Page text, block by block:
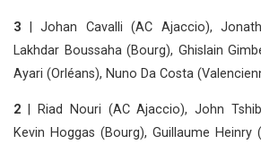
3 | Johan Cavalli (AC Ajaccio),
Lakhdar Boussaha (Bourg), Ghislain
Ayari (Orléans), Nuno Da Costa
2 | Riad Nouri (AC Ajaccio), John
Kevin Hoggas (Bourg), Guillaume Heinry